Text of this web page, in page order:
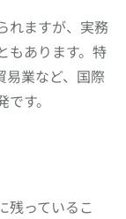
れますが、実務
もあります。特
易業など、国際
す。
残っているこ